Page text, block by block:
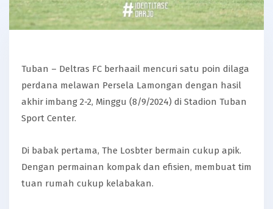
Tuban – Deltras FC berhaail mencuri satu poin dilaga
perdana melawan Persela Lamongan dengan hasil
akhir imbang 2-2, Minggu (8/9/2024) di Stadion Tuban
Sport Center.
Di babak pertama, The Losbter bermain cukup apik.
Dengan permainan kompak dan efisien, membuat tim
tuan rumah cukup kelabakan.